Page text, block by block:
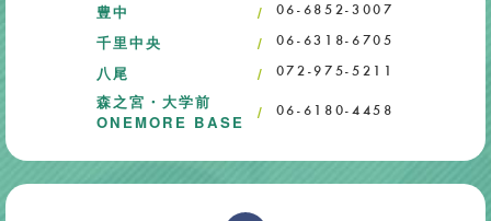
豊中 06-6852-3007
千里中央 06-6318-6705
八尾 072-975-5211
森之宮・大学前
ONEMORE BASE
06-6180-4458